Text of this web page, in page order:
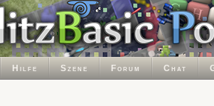
Hilfe Szene Forum Chat